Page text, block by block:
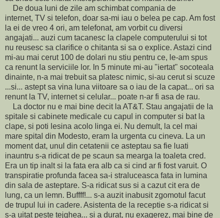
De doua luni de zile am schimbat compania de
internet, TV si telefon, doar sa-mi iau o belea pe cap. Am fost
la ei de vreo 4 ori, am telefonat, am vorbit cu diversi
angajati... auzi cum tacanesc la clapele computerului si tot
nu reusesc sa clarifice o chitanta si sa o explice. Astazi cind
mi-au mai cerut 100 de dolari nu stiu pentru ce, le-am spus
ca renunt la serviciile lor. In 5 minute mi-au "iertat" socoteala
dinainte, n-a mai trebuit sa platesc nimic, si-au cerut si scuze
...si... astept sa vina luna viitoare sa o iau de la capat... ori sa
renunt la TV, internet si celular... poate n-ar fi asa de rau.
La doctor nu e mai bine decit la AT&T. Stau angajatii de la
spitale si cabinete medicale cu capul in computer si bat la
clape, si poti lesina acolo linga ei. Nu demult, la cel mai
mare spital din Modesto, eram la urgenta cu cineva. La un
moment dat, unul din cetatenii ce asteptau sa fie luati
inauntru s-a ridicat de pe scaun sa mearga la toaleta cred.
Era un tip inalt si la fata era alb ca si cind ar fi fost varuit. O
transpiratie profunda facea sa-i straluceasca fata in lumina
din sala de asteptare. S-a ridicat sus si a cazut cit era de
lung, ca un lemn. Buffff!... s-a auzit inabusit zgomotul facut
de trupul lui in cadere. Asistenta de la receptie s-a ridicat si
s-a uitat peste tejghea... si a durat, nu exagerez, mai bine de